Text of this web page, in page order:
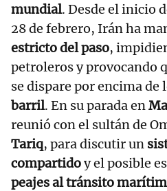
mundial. Desde el inicio
28 de febrero, Irán ha
estricto del paso,
petroleros y provocando
se dispare por encima de
barril. En su parada en
reunió con el sultán de
Tariq, para discutir un
compartidoy el posible
peajes al tránsito